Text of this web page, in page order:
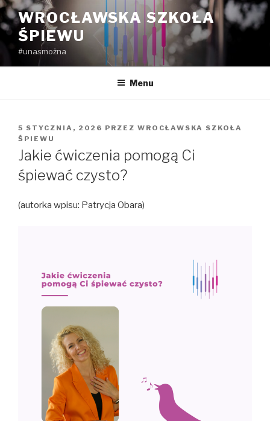
Przejdź
do
treści
WROCŁAWSKA SZKOŁA
ŚPIEWU
#unasmożna
Menu
OPUBLIKOWANE
W
5 STYCZNIA, 2026 PRZEZ WROCŁAWSKA SZKOŁA
ŚPIEWU
Jakie ćwiczenia pomogą Ci
śpiewać czysto?
(autorka wpisu: Patrycja Obara)